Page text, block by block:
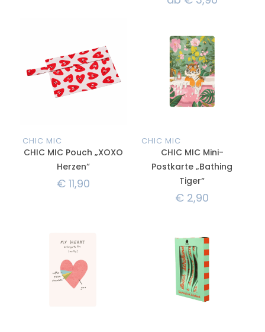
CHIC MIC
CHIC MIC Pouch „XOXO
Herzen“
€11,90
CHIC MIC
CHIC MIC Mini-
Postkarte „Bathing
Tiger“
€ 2,90